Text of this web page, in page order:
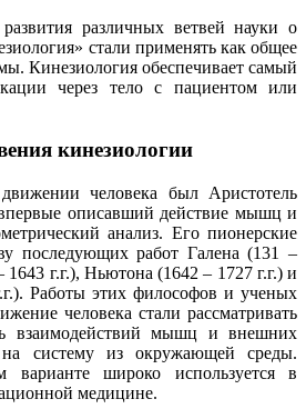
различных ветвей науки о
стали применять как общее
Кинезиология обеспечивает самый
через тело с пациентом или
кинезиологии
человека был Аристотель
описавший действие мышц и
анализ. Его пионерские
последующих работ Галена (131 –
1643 г.г.), Ньютона (1642 – 1727 г.г.) и
Работы этих философов и ученых
человека стали рассматривать
взаимодействий мышц и внешних
систему из окружающей среды.
варианте широко используется в
медицине.